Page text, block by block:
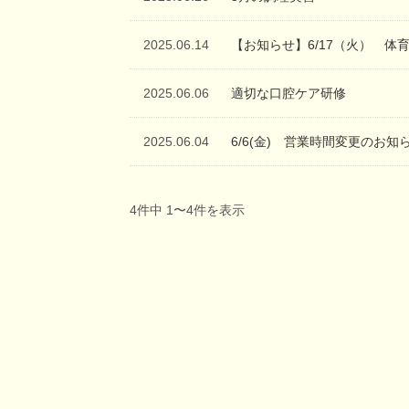
2025.06.14 【お知らせ】6/17（火） 体
2025.06.06 適切な口腔ケア研修
2025.06.04 6/6(金) 営業時間変更のお知
4件中 1〜4件を表示